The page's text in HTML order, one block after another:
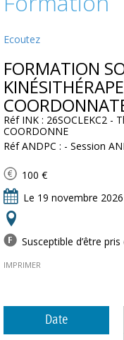
Ecoutez
FORMATION
Réf INK : 26SOCLEKC2 -
COORDONNE
Réf ANDPC : - Session
100 €
Le 19 novembre 2026
Susceptible d’être
IMPRIMER
Date